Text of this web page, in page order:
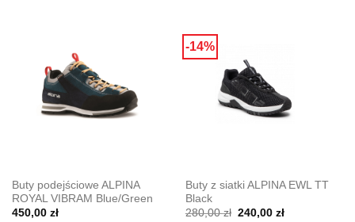
Buty podejściowe ALPINA
ROYAL VIBRAM Blue/Green
450,00 zł
-14%
Buty z siatki ALPINA EWL TT
Black
280,00zł Pierwotna
240,00 złAktualna